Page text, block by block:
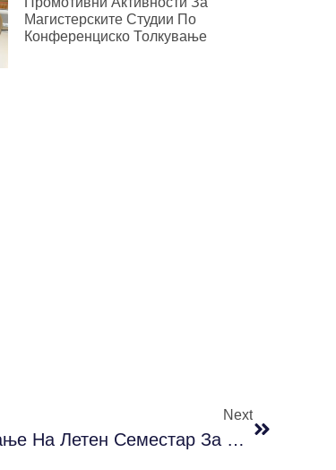
Магистерските Студии По
Конференциско Толкување
Next
Заверка На Зимски И Запишување На Летен Семестар За Учебната 2021/2022 Г.